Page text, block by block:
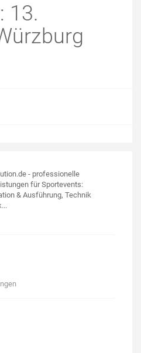
13.
- professionelle
für Sportevents:
& Ausführung, Technik